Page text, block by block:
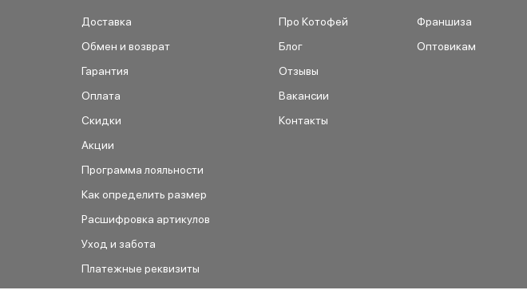
Доставка
Обмен и возврат
Гарантия
Оплата
Скидки
Акции
Программа лояльности
Как определить размер
Расшифровка артикулов
Уход и забота
Платежные реквизиты
Про Котофей
Блог
Отзывы
Вакансии
Контакты
Франшиза
Оптовикам